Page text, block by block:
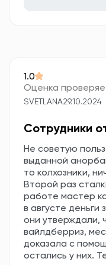
1.0
Оценка
SVETLANA29.10.2024
Сотрудники
Не советую
выданной
то колхозники,
Второй раз
работе мастер
в августе деньги
они утверждали,
вайлдберриз,
доказала с
остались у них.